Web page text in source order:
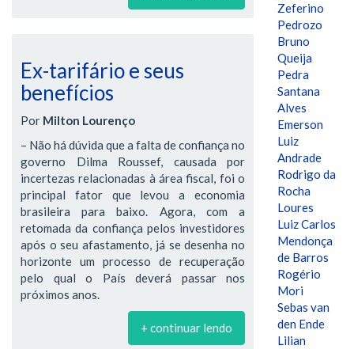
Ex-tarifário e seus
benefícios
Por Milton Lourenço
– Não há dúvida que a falta de confiança no
governo Dilma Roussef, causada por
incertezas relacionadas à área fiscal, foi o
principal fator que levou a economia
brasileira para baixo. Agora, com a
retomada da confiança pelos investidores
após o seu afastamento, já se desenha no
horizonte um processo de recuperação
pelo qual o País deverá passar nos
próximos anos.
+ continuar lendo
Zeferino
Pedrozo
Bruno
Queija
Pedra
Santana
Alves
Emerson
Luiz
Andrade
Rodrigo da
Rocha
Loures
Luiz Carlos
Mendonça
de Barros
Rogério
Mori
Sebas van
den Ende
Lilian